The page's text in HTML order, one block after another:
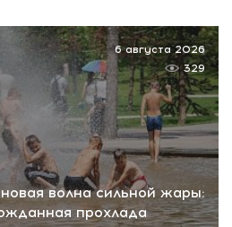
волна сильной жары:
прохлада
6 августа 2026
329